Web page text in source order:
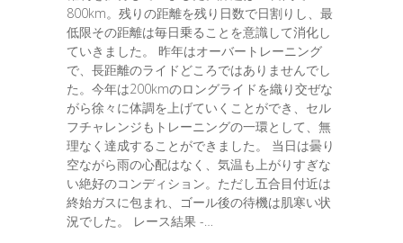
800km。残りの距離を残り日数で日割りし、最
低限その距離は毎日乗ることを意識して消化し
ていきました。 昨年はオーバートレーニング
で、長距離のライドどころではありませんでし
た。今年は200kmのロングライドを織り交ぜな
がら徐々に体調を上げていくことができ、セル
フチャレンジもトレーニングの一環として、無
理なく達成することができました。 当日は曇り
空ながら雨の心配はなく、気温も上がりすぎな
い絶好のコンディション。ただし五合目付近は
終始ガスに包まれ、ゴール後の待機は肌寒い状
況でした。 レース結果 -…